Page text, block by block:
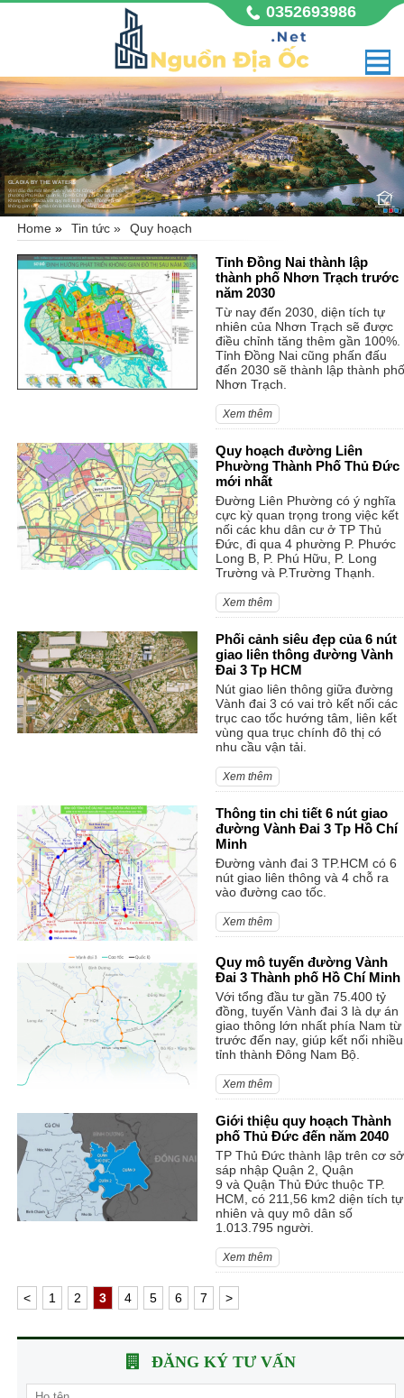
0352693986
GLADIA BY THE WATERS
Vị trí đắc địa mặt tiền đường Võ Chí Công sầm uất, thuộc
phường Phú Hữu, quận 9, Tp Hồ Chí Minh. Dự án nhà
Khang Điền Gladia với quy mô 11,8 hecta, không chỉ là
không gian sống mà còn là biểu tượng đẳng cấp,
Home» Tin tức » Quy hoạch
Tỉnh Đồng Nai thành lập
thành phố Nhơn Trạch trước
năm 2030
Từ nay đến 2030, diện tích tự
nhiên của Nhơn Trạch sẽ được
điều chỉnh tăng thêm gần 100%.
Tỉnh Đồng Nai cũng phấn đấu
đến 2030 sẽ thành lập thành phố
Nhơn Trạch.
Xem thêm
Quy hoạch đường Liên
Phường Thành Phố Thủ Đức
mới nhất
Đường Liên Phường có ý nghĩa
cực kỳ quan trọng trong việc kết
nối các khu dân cư ở TP Thủ
Đức, đi qua 4 phường P. Phước
Long B, P. Phú Hữu, P. Long
Trường và P.Trường Thạnh.
Xem thêm
Phối cảnh siêu đẹp của 6 nút
giao liên thông đường Vành
Đai 3 Tp HCM
Nút giao liên thông giữa đường
Vành đai 3 có vai trò kết nối các
trục cao tốc hướng tâm, liên kết
vùng qua trục chính đô thị có
nhu cầu vận tải.
Xem thêm
Thông tin chi tiết 6 nút giao
đường Vành Đai 3 Tp Hồ Chí
Minh
Đường vành đai 3 TP.HCM có 6
nút giao liên thông và 4 chỗ ra
vào đường cao tốc.
Xem thêm
Quy mô tuyến đường Vành
Đai 3 Thành phố Hồ Chí Minh
Với tổng đầu tư gần 75.400 tỷ
đồng, tuyến Vành đai 3 là dự án
giao thông lớn nhất phía Nam từ
trước đến nay, giúp kết nối nhiều
tỉnh thành Đông Nam Bộ.
Xem thêm
Giới thiệu quy hoạch Thành
phố Thủ Đức đến năm 2040
TP Thủ Đức thành lập trên cơ sở
sáp nhập Quận 2, Quận
9 và Quận Thủ Đức thuộc TP.
HCM, có 211,56 km2 diện tích tự
nhiên và quy mô dân số
1.013.795 người.
Xem thêm
< 1 2 3 4 5 6 7 >
ĐĂNG KÝ TƯ VẤN